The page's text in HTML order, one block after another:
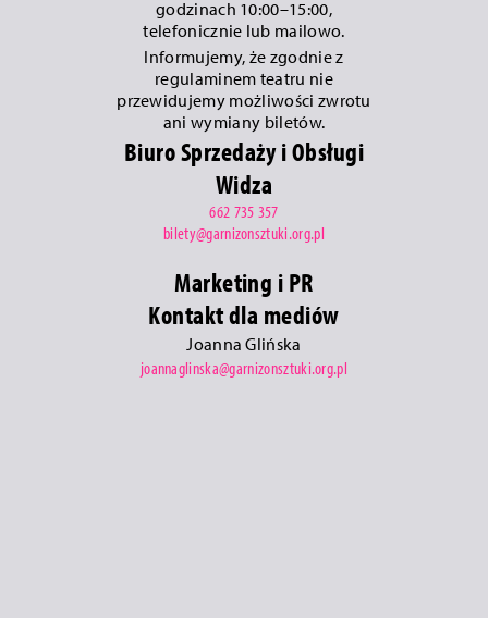
godzinach 10:00–15:00,
telefonicznie lub mailowo.
Informujemy, że zgodnie z
regulaminem teatru nie
przewidujemy możliwości zwrotu
ani wymiany biletów.
Biuro Sprzedaży i Obsługi
Widza
662 735 357
bilety@garnizonsztuki.org.pl
Marketing i PR
Kontakt dla mediów
Joanna Glińska
joannaglinska@garnizonsztuki.org.pl